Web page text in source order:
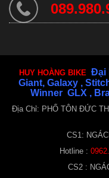
4.100.000 ₫
HUY HOÀNG BIKE Đại
Giant, Galaxy ,
Winner GLX ,
Địa Chỉ: PHỐ TÔN ĐỨC
CS1:
Hotline :
CS2 :